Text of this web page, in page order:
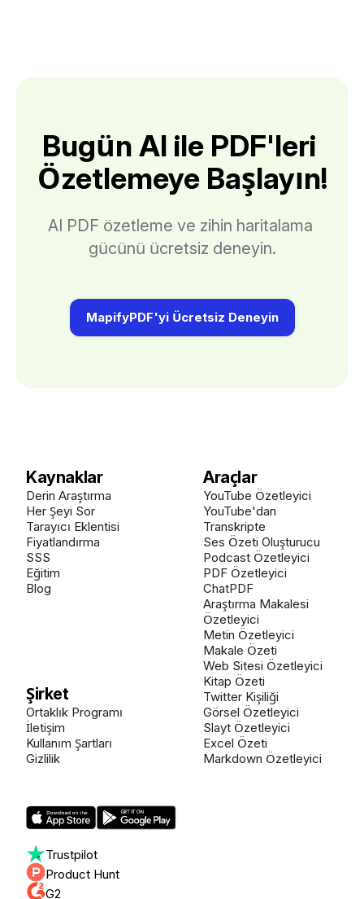
Bugün AI ile PDF'leri
Özetlemeye Başlayın!
AI PDF özetleme ve zihin haritalama
gücünü ücretsiz deneyin.
MapifyPDF'yi Ücretsiz Deneyin
Trustpilot
Product Hunt
G2
Kaynaklar
Derin Araştırma
Her Şeyi Sor
Tarayıcı Eklentisi
Fiyatlandırma
SSS
Eğitim
Blog
Şirket
Ortaklık Programı
İletişim
Kullanım Şartları
Gizlilik
Araçlar
YouTube Özetleyici
YouTube'dan
Transkripte
Ses Özeti Oluşturucu
Podcast Özetleyici
PDF Özetleyici
ChatPDF
Araştırma Makalesi
Özetleyici
Metin Özetleyici
Makale Özeti
Web Sitesi Özetleyici
Kitap Özeti
Twitter Kişiliği
Görsel Özetleyici
Slayt Özetleyici
Excel Özeti
Markdown Özetleyici